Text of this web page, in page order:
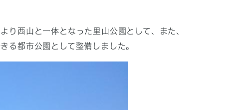
西山と一体となった里山公園として、また、
る都市公園として整備しました。